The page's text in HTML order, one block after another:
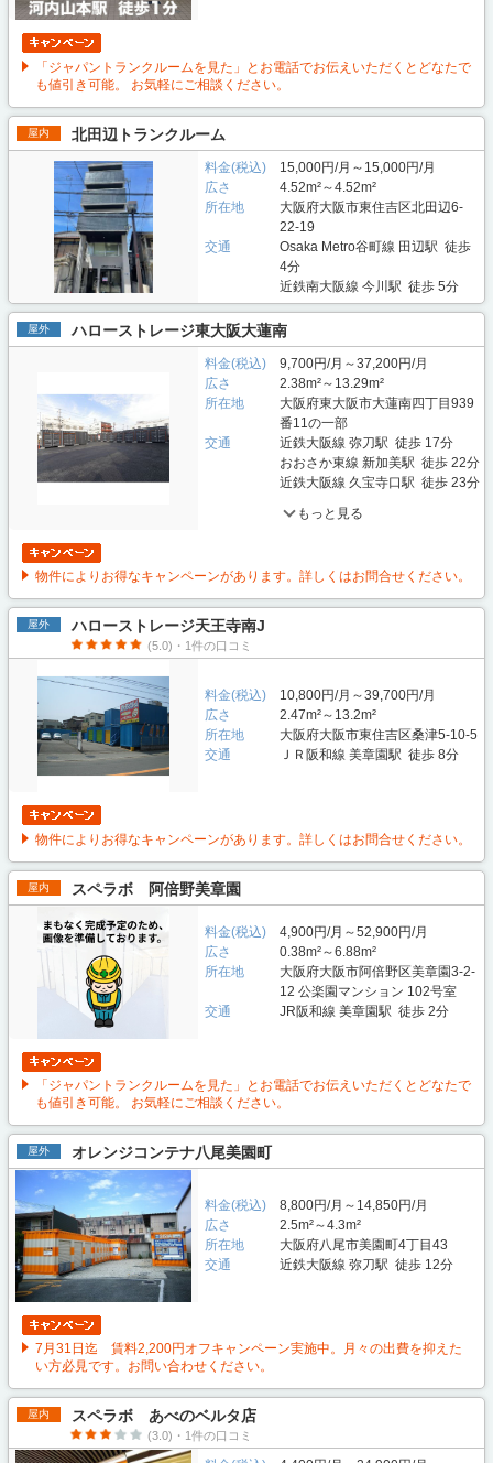
「ジャパントランクルームを見た」とお電話でお伝えいただくとどなたで
も値引き可能。 お気軽にご相談ください。
屋内 北田辺トランクルーム
料金(税込)
15,000円/月～15,000円/月
広さ
4.52m²～4.52m²
所在地
大阪府大阪市東住吉区北田辺6-
22-19
交通
Osaka Metro谷町線 田辺駅 徒歩
4分
近鉄南大阪線 今川駅 徒歩 5分
屋外 ハローストレージ東大阪大蓮南
料金(税込)
9,700円/月～37,200円/月
広さ
2.38m²～13.29m²
所在地
大阪府東大阪市大蓮南四丁目939
番11の一部
交通
近鉄大阪線 弥刀駅 徒歩 17分
おおさか東線 新加美駅 徒歩 22分
近鉄大阪線 久宝寺口駅 徒歩 23分
もっと見る
物件によりお得なキャンペーンがあります。詳しくはお問合せください。
屋外 ハローストレージ天王寺南J
(5.0)・1件の口コミ
料金(税込)
10,800円/月～39,700円/月
広さ
2.47m²～13.2m²
所在地
大阪府大阪市東住吉区桑津5-10-5
交通
ＪＲ阪和線 美章園駅 徒歩 8分
物件によりお得なキャンペーンがあります。詳しくはお問合せください。
屋内 スペラボ 阿倍野美章園
料金(税込)
4,900円/月～52,900円/月
広さ
0.38m²～6.88m²
所在地
大阪府大阪市阿倍野区美章園3-2-
12 公楽園マンション 102号室
交通
JR阪和線 美章園駅 徒歩 2分
「ジャパントランクルームを見た」とお電話でお伝えいただくとどなたで
も値引き可能。 お気軽にご相談ください。
屋外 オレンジコンテナ八尾美園町
料金(税込)
8,800円/月～14,850円/月
広さ
2.5m²～4.3m²
所在地
大阪府八尾市美園町4丁目43
交通
近鉄大阪線 弥刀駅 徒歩 12分
7月31日迄 賃料2,200円オフキャンペーン実施中。月々の出費を抑えた
い方必見です。お問い合わせください。
屋内 スペラボ あべのベルタ店
(3.0)・1件の口コミ